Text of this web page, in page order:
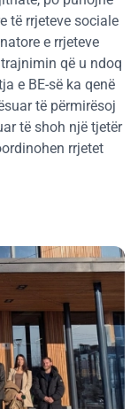
të rrjeteve sociale
e rrjeteve
që u ndoq
e BE-së ka qenë
të përmirësoj
të shoh një tjetër
rrjetet